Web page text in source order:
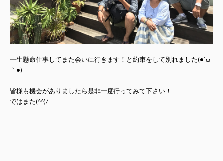
一生懸命仕事してまた会いに行きます！と約束をして別れました(●´ω
｀●)
皆様も機会がありましたら是非一度行ってみて下さい！
ではまた(^^)/